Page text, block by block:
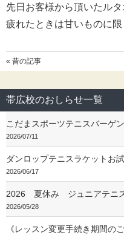
先日お客様から頂いたル
疲れたときは甘いものに限
« 昔の記事
帯広校のおしらせ一覧
こだまスポーツテニスバーゲ
2026/07/11
ダンロップテニスラケットお
2026/06/17
2026 夏休み ジュニアテニ
2026/05/28
《レッスン変更手続き期間のご